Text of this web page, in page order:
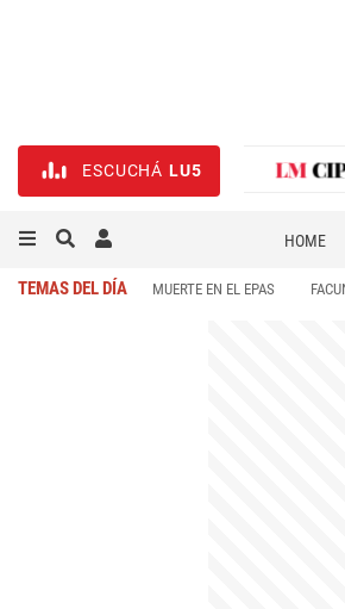
ESCUCHÁ LU5
HOME
TEMAS DEL DÍA MUERTE EN EL EPAS